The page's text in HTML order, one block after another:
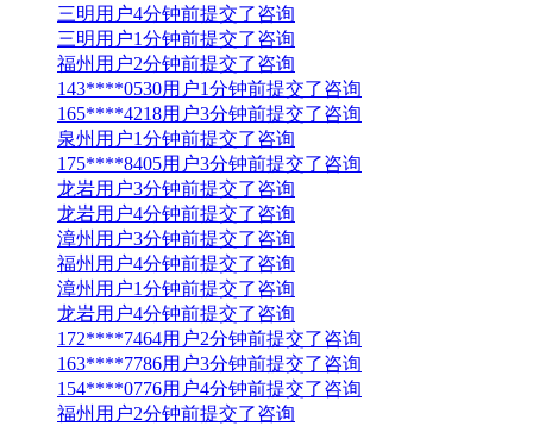
三明用户4分钟前提交了咨询
三明用户1分钟前提交了咨询
福州用户2分钟前提交了咨询
143****0530用户1分钟前提交了咨询
165****4218用户3分钟前提交了咨询
泉州用户1分钟前提交了咨询
175****8405用户3分钟前提交了咨询
龙岩用户3分钟前提交了咨询
龙岩用户4分钟前提交了咨询
漳州用户3分钟前提交了咨询
福州用户4分钟前提交了咨询
漳州用户1分钟前提交了咨询
龙岩用户4分钟前提交了咨询
172****7464用户2分钟前提交了咨询
163****7786用户3分钟前提交了咨询
154****0776用户4分钟前提交了咨询
福州用户2分钟前提交了咨询